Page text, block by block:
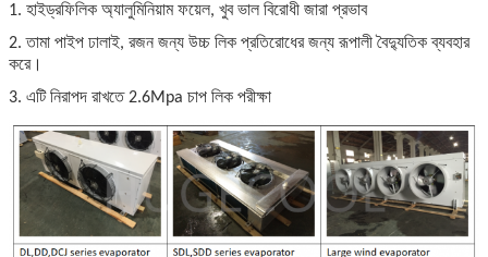
1. হাইড্রফিলিক অ্যালুমিনিয়াম ফয়েল, খুব ভাল বিরোধী জারা প্রভাব
2. তামা পাইপ ঢালাই, রজন জন্য উচ্চ লিক প্রতিরোধের জন্য রূপালী বৈদ্যুতিক ব্যবহার
করে।
3. এটি নিরাপদ রাখতে 2.6Mpa চাপ লিক পরীক্ষা